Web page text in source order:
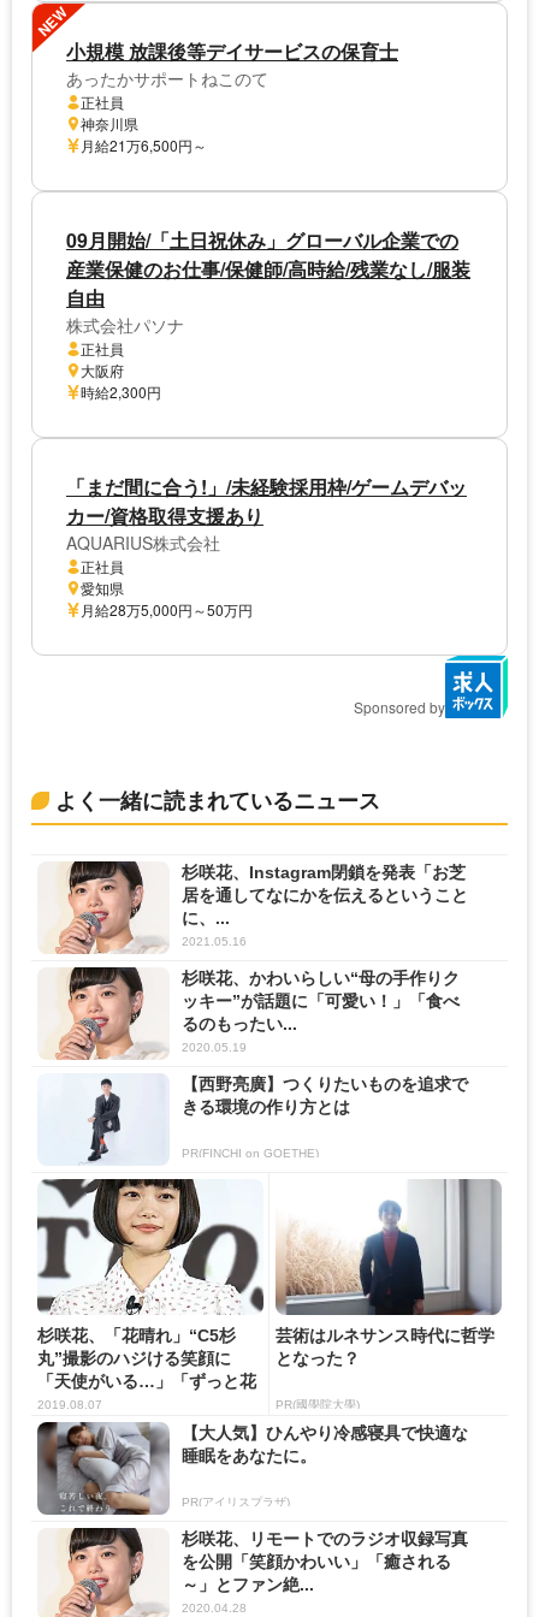
NEW
小規模 放課後等デイサービスの保育士
あったかサポートねこのて
正社員
神奈川県
月給21万6,500円～
09月開始/「土日祝休み」グローバル企業での
産業保健のお仕事/保健師/高時給/残業なし/服装
自由
株式会社パソナ
正社員
大阪府
時給2,300円
「まだ間に合う!」/未経験採用枠/ゲームデバッ
カー/資格取得支援あり
AQUARIUS株式会社
正社員
愛知県
月給28万5,000円～50万円
Sponsored by
よく一緒に読まれているニュース
杉咲花、Instagram閉鎖を発表「お芝
居を通してなにかを伝えるということ
に、...
2021.05.16
杉咲花、かわいらしい“母の手作りク
ッキー”が話題に「可愛い！」「食べ
るのもったい...
2020.05.19
【西野亮廣】つくりたいものを追求で
きる環境の作り方とは
PR(FINCHI on GOETHE)
杉咲花、「花晴れ」“C5杉
丸”撮影のハジける笑顔に
「天使がいる…」「ずっと花
晴れ...
2019.08.07
芸術はルネサンス時代に哲学
となった？
PR(國學院大學)
【大人気】ひんやり冷感寝具で快適な
睡眠をあなたに。
PR(アイリスプラザ)
杉咲花、リモートでのラジオ収録写真
を公開「笑顔かわいい」「癒される
～」とファン絶...
2020.04.28